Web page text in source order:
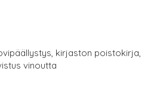
kirjaston poistokirja,
vinoutta